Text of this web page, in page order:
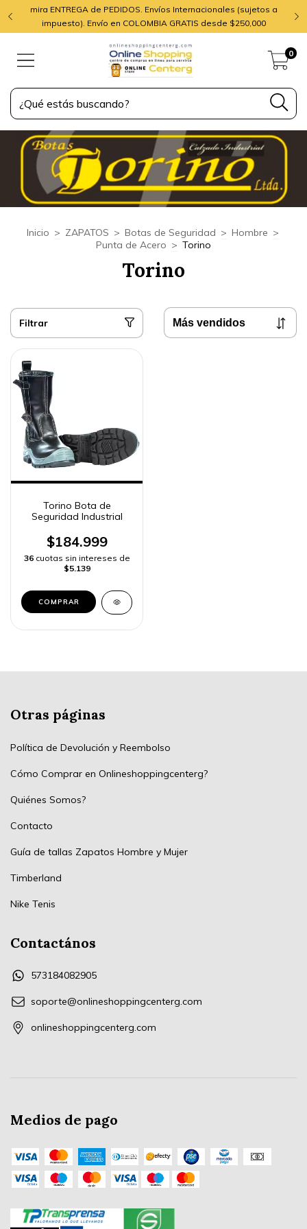
mira ENTREGA de PEDIDOS. Envíos Internacionales (sujetos a
impuesto). Envío en COLOMBIA GRATIS desde $250,000
0
Inicio > ZAPATOS > Botas de Seguridad > Hombre >
Punta de Acero > Torino
Torino
Filtrar
Torino Bota de
Seguridad Industrial
$184.999
36 cuotas sin intereses de
$5.139
COMPRAR
Otras páginas
Política de Devolución y Reembolso
Cómo Comprar en Onlineshoppingcenterg?
Quiénes Somos?
Contacto
Guía de tallas Zapatos Hombre y Mujer
Timberland
Nike Tenis
Contactános
573184082905
soporte@onlineshoppingcenterg.com
onlineshoppingcenterg.com
Medios de pago